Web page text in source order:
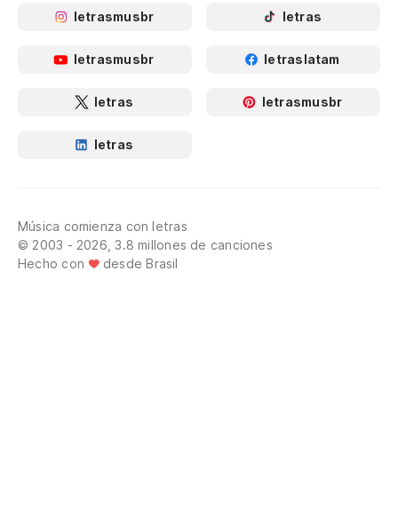
letrasmusbr letras
letrasmusbr letraslatam
letras letrasmusbr
letras
Música comienza con letras
© 2003 - 2026, 3.8 millones de canciones
Hecho con
desde Brasil